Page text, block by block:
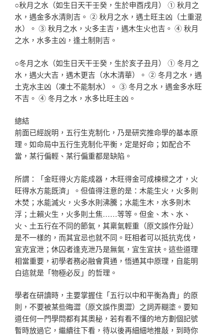
○秋月之水（如生日天干壬癸，生於申酉戌月） ① 秋月之
水，遇金多水清則吉。 ② 秋月之水，遇土旺主凶（土重混
水）。 ③ 秋月之水，火多主吉，遇木生火也吉。 ④ 秋月
之水，水多主凶，逢土制則吉。
○冬月之水（如生日天干壬癸，生於亥子丑月） ① 冬月之
水，遇火大吉，遇木更吉（水木清華）。 ② 冬月之水，遇
土克水主凶（凍土不能制水）。 ③ 冬月之水，遇金多水旺
不吉。 ④ 冬月之水，水多比旺主凶。
總結
前面已經說明，五行生克制化，乃是研究推命學的基本原
理。如命局中五行生克制化平衡，定是好命；如配合不
當，某行偏輕、某行偏重都是缺陷。
所謂：「金旺得火方能成器，木旺得金可成棟樑之才，火
旺得水方能既濟」。但值得注意的是：木能生火，火多則
木焚；水能滅火，火多水則沸騰；水能生木，水多則木
浮；土賴火生，火多則土焦……等等。但金、木、水、
火、土五行在不同的節氣，其稟氣輕重（原文誤作分趾）
是不一樣的，而其宜忌也就不同。旺相者可以抵抗克伐，
宜克宜泄；休囚者逢克泄乃是無氣，宜生宜扶。這些道理
相當重要，初學者務必融會貫通，悟通其中原理，自能明
白這就是「物極必反」的哲理。
學者在研讀時，主要掌握住「五行以中和平衡為貴」的原
則，不要被某些晦澀（原文誤作奧澀）之詞弄糊塗。要知
道任何一門學問都有其奧秘，若有看不懂的地方劃個記號
暫時放過它，繼續往下看，待以後再細細地推敲，到時你